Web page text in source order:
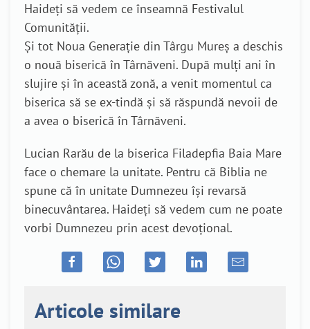
Haideți să vedem ce înseamnă Festivalul
Comunității.
Și tot Noua Generație din Târgu Mureș a deschis
o nouă biserică în Târnăveni. După mulți ani în
slujire și în această zonă, a venit momentul ca
biserica să se ex-tindă și să răspundă nevoii de
a avea o biserică în Târnăveni.
Lucian Rarău de la biserica Filadepfia Baia Mare
face o chemare la unitate. Pentru că Biblia ne
spune că în unitate Dumnezeu își revarsă
binecuvântarea. Haideți să vedem cum ne poate
vorbi Dumnezeu prin acest devoțional.
Articole similare